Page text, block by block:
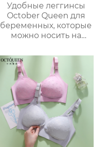
Удобные леггинсы
October Queen для
беременных, которые
можно носить на
живота беременных,
высокая эластичность,
штаны для йоги для
верхней одежды,
универсальные
защитные штаны.